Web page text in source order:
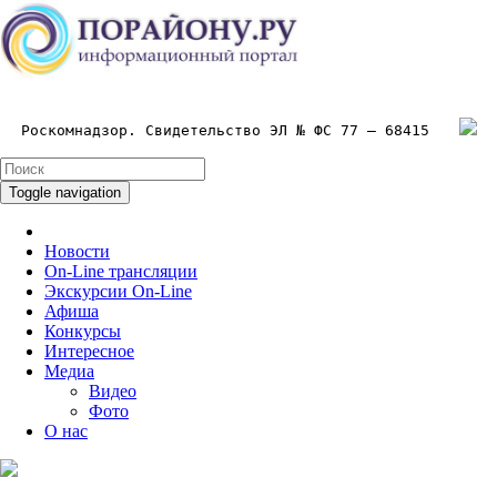
Роскомнадзор. Свидетельство ЭЛ № ФС 77 – 68415
Toggle navigation
Новости
On-Line трансляции
Экскурсии On-Line
Афиша
Конкурсы
Интересное
Медиа
Видео
Фото
О нас